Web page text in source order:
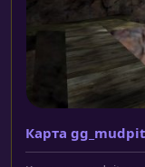
Карта gg_mudpit